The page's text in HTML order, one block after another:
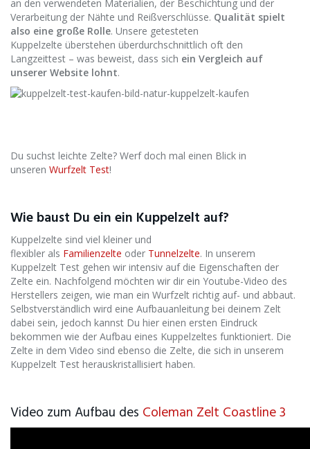
an den verwendeten Materialien, der Beschichtung und der
Verarbeitung der Nähte und Reißverschlüsse. Qualität spielt
also eine große Rolle. Unsere getesteten
Kuppelzelte überstehen überdurchschnittlich oft den
Langzeittest – was beweist, dass sich ein Vergleich auf
unserer Website lohnt.
Du suchst leichte Zelte? Werf doch mal einen Blick in
unseren Wurfzelt Test!
Wie baust Du ein ein Kuppelzelt auf?
Kuppelzelte sind viel kleiner und
flexibler als Familienzelte oder Tunnelzelte. In unserem
Kuppelzelt Test gehen wir intensiv auf die Eigenschaften der
Zelte ein. Nachfolgend möchten wir dir ein Youtube-Video des
Herstellers zeigen, wie man ein Wurfzelt richtig auf- und abbaut.
Selbstverständlich wird eine Aufbauanleitung bei deinem Zelt
dabei sein, jedoch kannst Du hier einen ersten Eindruck
bekommen wie der Aufbau eines Kuppelzeltes funktioniert. Die
Zelte in dem Video sind ebenso die Zelte, die sich in unserem
Kuppelzelt Test herauskristallisiert haben.
Video zum Aufbau des Coleman Zelt Coastline 3